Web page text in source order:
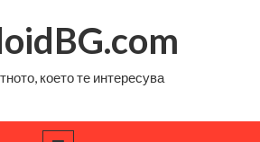
което те интересува